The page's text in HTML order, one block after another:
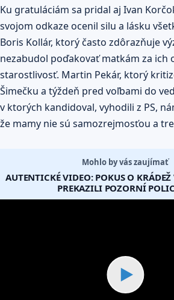
Ku gratuláciám sa pridal aj Ivan
svojom odkaze ocenil silu a lásku
Boris Kollár, ktorý často zdôrazňuje
nezabudol poďakovať matkám za ich
starostlivosť. Martin Pekár, ktorý
Šimečku a týždeň pred voľbami do
v ktorých kandidoval, vyhodili z PS,
že mamy nie sú samozrejmosťou a
Mohlo by vás zaujímať
AUTENTICKÉ VIDEO: POKUS O
PREKAZILI POZORNÍ
▶